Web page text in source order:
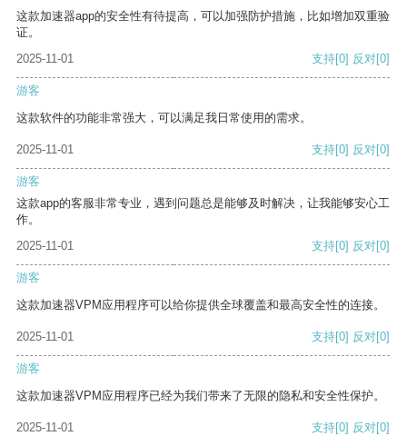
这款加速器app的安全性有待提高，可以加强防护措施，比如增加双重验
证。
2025-11-01
支持[0] 反对[0]
游客
这款软件的功能非常强大，可以满足我日常使用的需求。
2025-11-01 支持[0] 反对[0]
游客
这款app的客服非常专业，遇到问题总是能够及时解决，让我能够安心工
作。
2025-11-01
支持[0] 反对[0]
游客
这款加速器VPM应用程序可以给你提供全球覆盖和最高安全性的连接。
2025-11-01 支持[0] 反对[0]
游客
这款加速器VPM应用程序已经为我们带来了无限的隐私和安全性保护。
2025-11-01 支持[0] 反对[0]